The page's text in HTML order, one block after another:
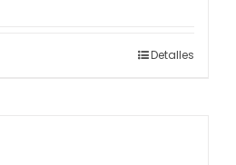
Detalles